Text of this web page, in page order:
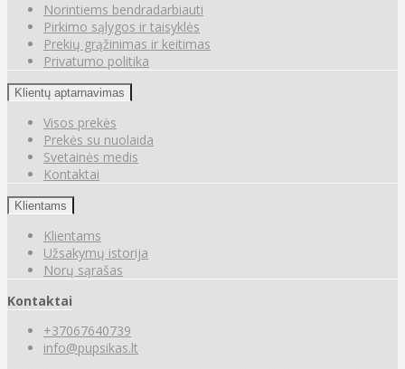
Norintiems bendradarbiauti
Pirkimo sąlygos ir taisyklės
Prekių grąžinimas ir keitimas
Privatumo politika
Klientų aptarnavimas
Visos prekės
Prekės su nuolaida
Svetainės medis
Kontaktai
Klientams
Klientams
Užsakymų istorija
Norų sąrašas
Kontaktai
+37067640739
info@pupsikas.lt